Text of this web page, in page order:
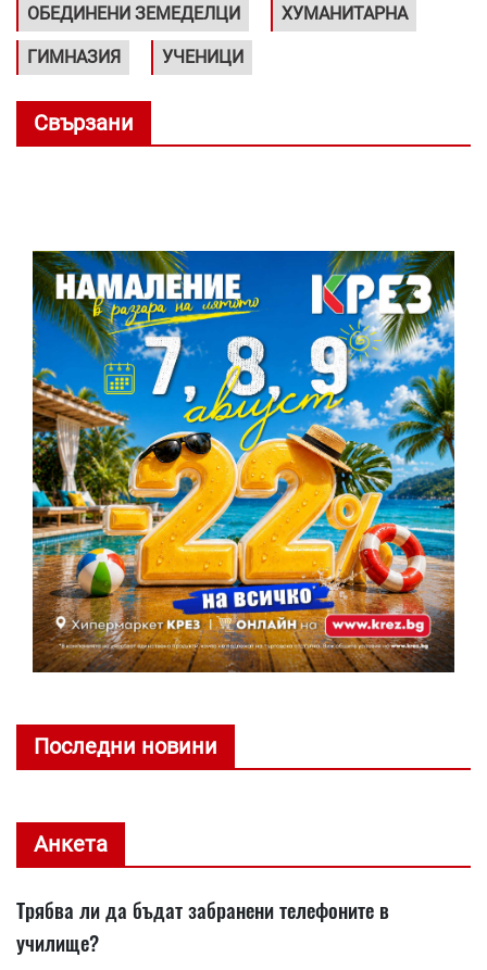
ОБЕДИНЕНИ ЗЕМЕДЕЛЦИ ХУМАНИТАРНА
ГИМНАЗИЯ УЧЕНИЦИ
Свързани
Последни новини
Анкета
Трябва ли да бъдат забранени телефоните в
училище?